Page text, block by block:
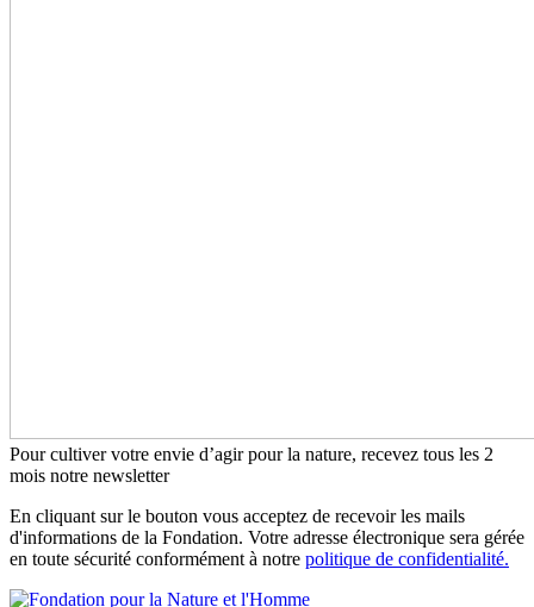
Pour cultiver votre envie d’agir pour la nature, recevez tous les 2
mois notre newsletter
En cliquant sur le bouton vous acceptez de recevoir les mails
d'informations de la Fondation. Votre adresse électronique sera gérée
en toute sécurité conformément à notre politique de confidentialité.